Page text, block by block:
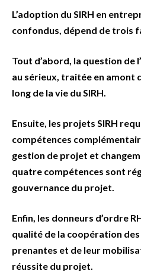
L’adoption du SIRH en
confondus, dépend de trois
Tout d’abord, la question
au sérieux, traitée en amont
long de la vie du SIRH.
Ensuite, les projets SIRH
compétences
gestion de projet et
quatre compétences sont
gouvernance du projet.
Enfin, les donneurs d’ordre
qualité de la coopération
prenantes et de leur
réussite du projet.